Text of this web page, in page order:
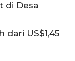
di Desa
US$1,45